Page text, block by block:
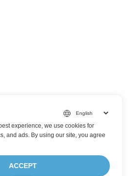
experience, we use cookies for
and ads. By using our site, you agree
ACCEPT